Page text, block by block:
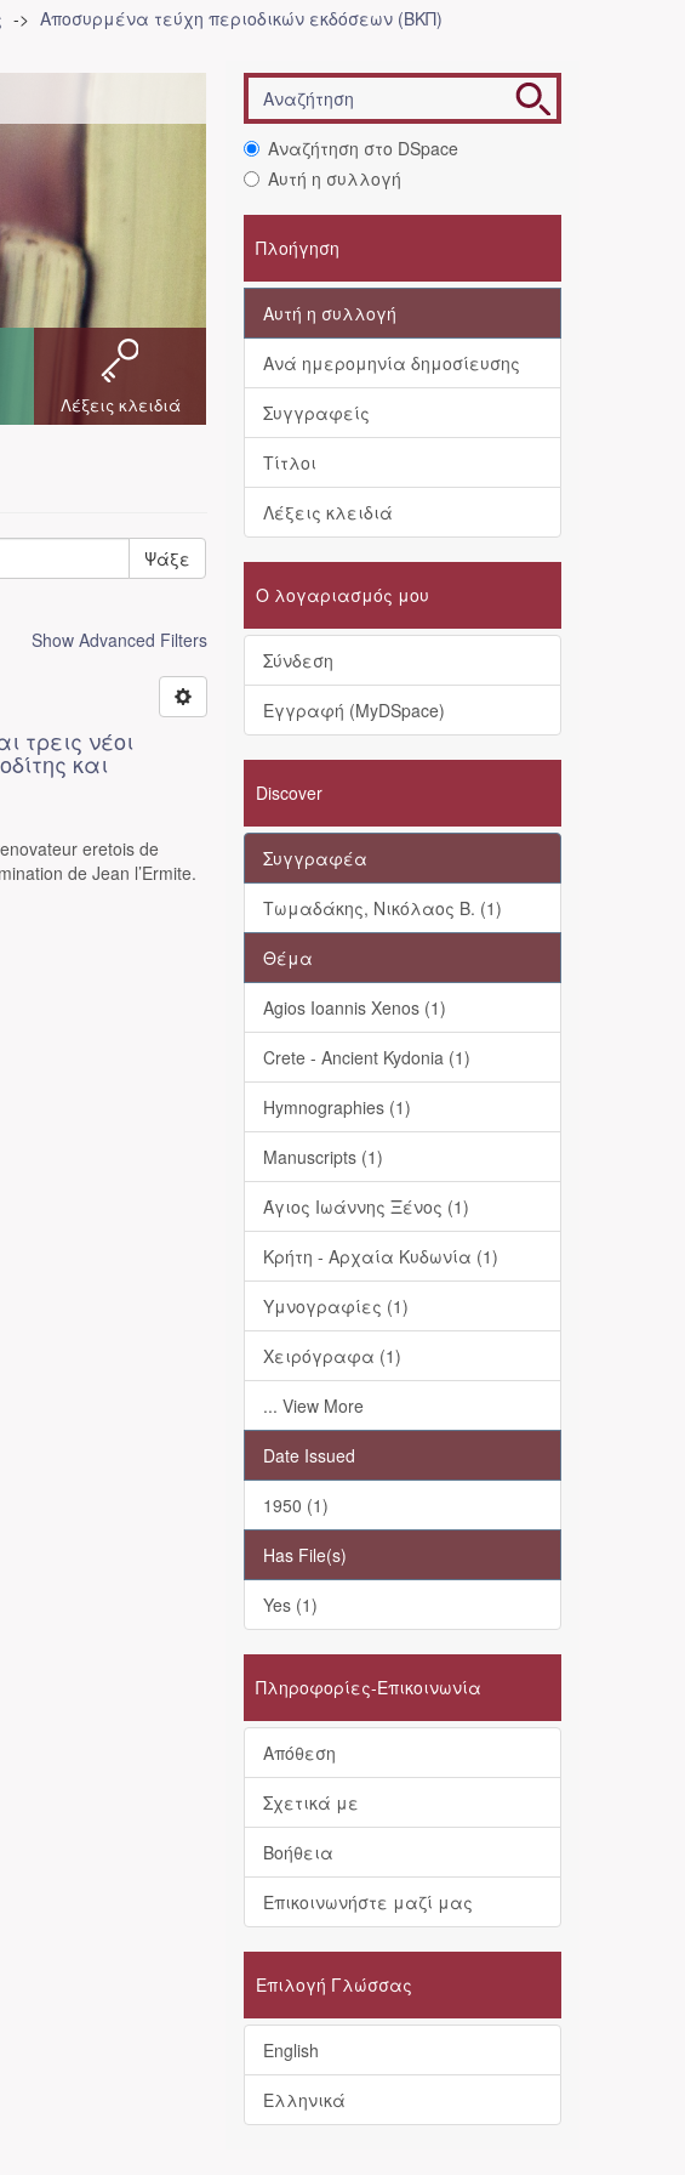
Αποσυρμένα τεύχη περιοδικών εκδόσεων (ΒΚΠ)
Λέξεις κλειδιά
Ψάξε
Show Advanced Filters
τρεις νέοι
και
eretois de
de Jean l’Ermite.
Αναζήτηση στο DSpace
Αυτή η συλλογή
Πλοήγηση
Αυτή η συλλογή
Ανά ημερομηνία δημοσίευσης
Συγγραφείς
Τίτλοι
Λέξεις κλειδιά
Ο λογαριασμός μου
Σύνδεση
Εγγραφή (MyDSpace)
Discover
Συγγραφέα
Τωμαδάκης, Νικόλαος Β. (1)
Θέμα
Agios Ioannis Xenos (1)
Crete - Ancient Kydonia (1)
Hymnographies (1)
Manuscripts (1)
Άγιος Ιωάννης Ξένος (1)
Κρήτη - Αρχαία Κυδωνία (1)
Υμνογραφίες (1)
Χειρόγραφα (1)
... View More
Date Issued
1950 (1)
Has File(s)
Yes (1)
Πληροφορίες-Επικοινωνία
Απόθεση
Σχετικά με
Βοήθεια
Επικοινωνήστε μαζί μας
Επιλογή Γλώσσας
English
Ελληνικά